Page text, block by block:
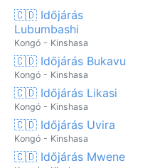
🇨🇩 Időjárás
Lubumbashi
Kongó - Kinshasa
🇨🇩 Időjárás Bukavu
Kongó - Kinshasa
🇨🇩 Időjárás Likasi
Kongó - Kinshasa
🇨🇩 Időjárás Uvira
Kongó - Kinshasa
🇨🇩 Időjárás Mwene